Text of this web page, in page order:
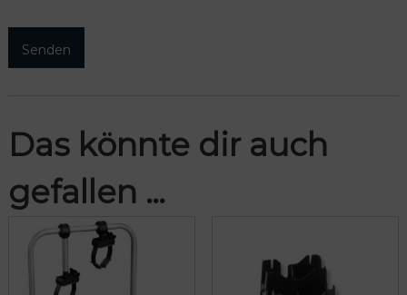
Das könnte dir auch
gefallen …